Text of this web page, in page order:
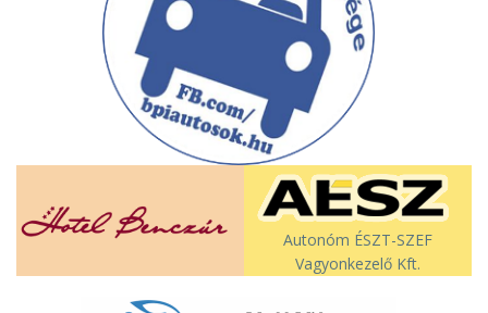
Autonóm ÉSZT-SZEF
Vagyonkezelő Kft.